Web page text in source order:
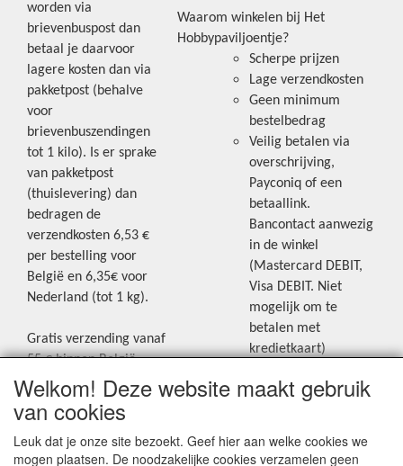
worden via
brievenbuspost dan
betaal je daarvoor
lagere kosten dan via
pakketpost (behalve
voor
brievenbuszendingen
tot 1 kilo). Is er sprake
van pakketpost
(thuislevering) dan
bedragen de
verzendkosten 6,53 €
per bestelling voor
België en 6,35€ voor
Nederland (tot 1 kg).
Gratis verzending vanaf
55 € binnen België.
Gratis verzending vanaf
65 € naar Nederland.
Levering andere
landen: geen gratis
Waarom winkelen bij Het
Hobbypaviljoentje?
Scherpe prijzen
Lage verzendkosten
Geen minimum
bestelbedrag
Veilig betalen via
overschrijving,
Payconiq of een
betaallink.
Bancontact aanwezig
in de winkel
(Mastercard DEBIT,
Visa DEBIT. Niet
mogelijk om te
betalen met
kredietkaart)
Blijf op de hoogte van de laatste
onze Facebookpagina.
Welkom! Deze website maakt gebruik
van cookies
Leuk dat je onze site bezoekt. Geef hier aan welke cookies we
mogen plaatsen. De noodzakelijke cookies verzamelen geen